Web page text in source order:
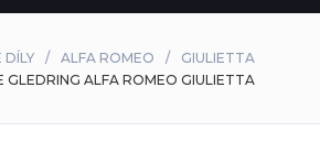
DÍLY ALFA ROMEO
GIULIETTA
GLEDRING ALFA ROMEO GIULIETTA